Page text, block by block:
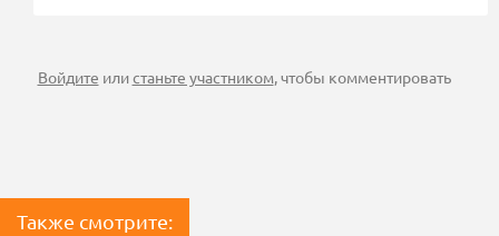
Войдите илистаньте участником, чтобы комментировать
Также смотрите: